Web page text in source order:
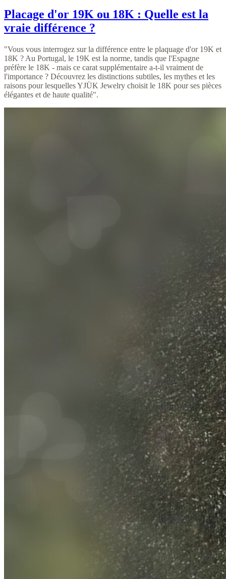
Placage d'or 19K ou 18K : Quelle est la
vraie différence ?
"Vous vous interrogez sur la différence entre le plaquage d'or 19K et
18K ? Au Portugal, le 19K est la norme, tandis que l'Espagne
préfère le 18K - mais ce carat supplémentaire a-t-il vraiment de
l'importance ? Découvrez les distinctions subtiles, les mythes et les
raisons pour lesquelles YJÜK Jewelry choisit le 18K pour ses pièces
élégantes et de haute qualité".